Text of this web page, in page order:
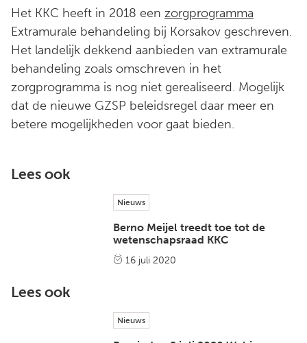
Het KKC heeft in 2018 een zorgprogramma
Extramurale behandeling bij Korsakov geschreven.
Het landelijk dekkend aanbieden van extramurale
behandeling zoals omschreven in het
zorgprogramma is nog niet gerealiseerd. Mogelijk
dat de nieuwe GZSP beleidsregel daar meer en
betere mogelijkheden voor gaat bieden.
Lees ook
Nieuws
Berno Meijel treedt toe tot de
wetenschapsraad KKC
16 juli 2020
Lees ook
Nieuws